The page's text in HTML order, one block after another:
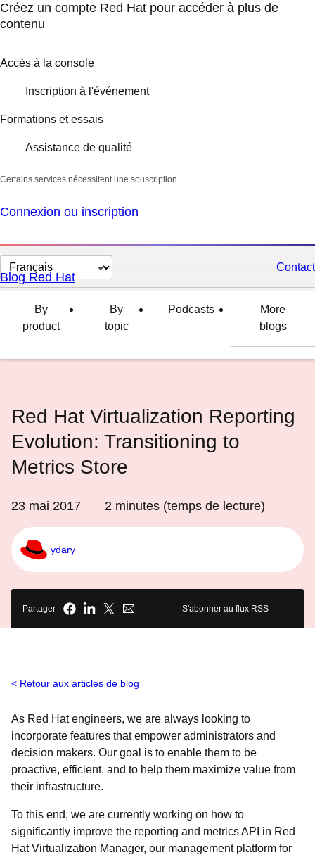
Créez un compte Red Hat pour accéder à plus de
contenu
Accès à la console
Inscription à l'événement
Formations et essais
Assistance de qualité
Certains services nécessitent une souscription.
Connexion ou inscription
Changer
la
langue
Contact
Blog Red Hat
By
product
By
topic
Podcasts
More
blogs
Red Hat Virtualization Reporting
Evolution: Transitioning to
Metrics Store
23 mai 2017 2 minutes (temps de lecture)
ydary
Partager S'abonner au flux RSS
Retour aux articles de blog
As Red Hat engineers, we are always looking to
incorporate features that empower administrators and
decision makers. Our goal is to enable them to be
proactive, efficient, and to help them maximize value from
their infrastructure.
To this end, we are currently working on how to
significantly improve the reporting and metrics API in Red
Hat Virtualization Manager, our management platform for